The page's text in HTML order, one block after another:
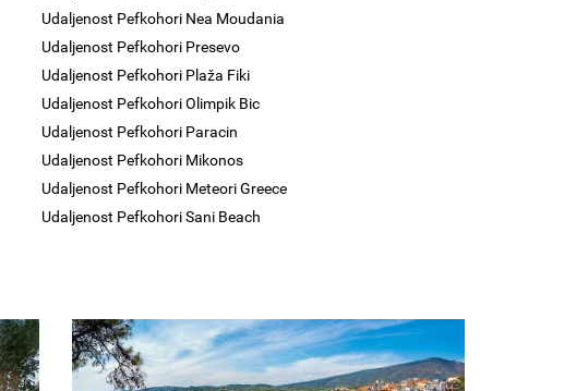
Udaljenost Pefkohori Nea Moudania
Udaljenost Pefkohori Presevo
Udaljenost Pefkohori Plaža Fiki
Udaljenost Pefkohori Olimpik Bic
Udaljenost Pefkohori Paracin
Udaljenost Pefkohori Mikonos
Udaljenost Pefkohori Meteori Greece
Udaljenost Pefkohori Sani Beach